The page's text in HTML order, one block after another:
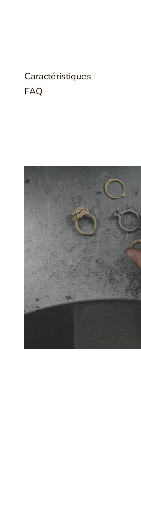
Caractéristiques
FAQ